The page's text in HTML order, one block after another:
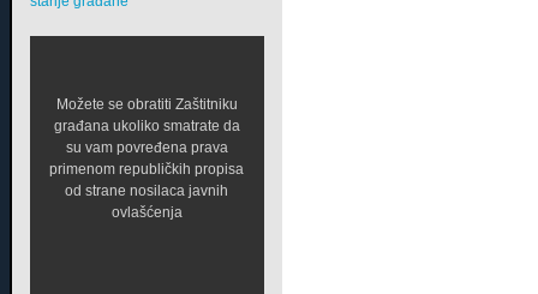
Možete se obratiti Zaštitniku
građana ukoliko smatrate da
su vam povređena prava
primenom republičkih propisa
od strane nosilaca javnih
ovlašćenja